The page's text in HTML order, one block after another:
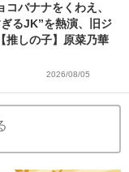
コバナナをくわえ、
るJK”を熱演、旧ジ
推しの子】原菜乃華
2026/08/05